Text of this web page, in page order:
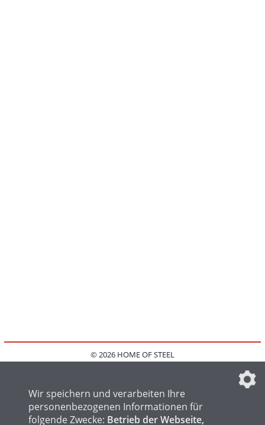
© 2026 HOME OF STEEL
IMPRESSUM
FAQ
DATENSCHUTZEINSTELLUNGEN
Wir speichern und verarbeiten Ihre
personenbezogenen Informationen für
folgende Zwecke: Betrieb der Webseite,